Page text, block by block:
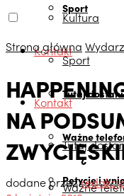
Sport
Kontakt
Tutaj
Ważne
Petycje i
Kultura
Sport
Kontakt
Tutaj
Ważne
Strona główna
NA
dodane przez